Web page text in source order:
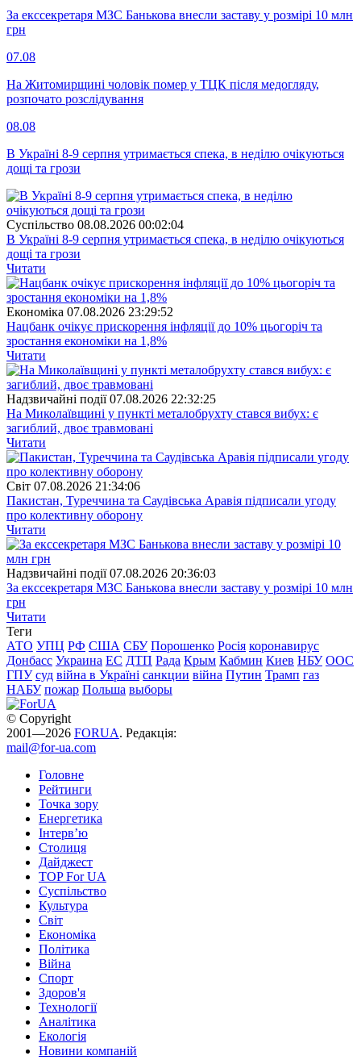
За екссекретаря МЗС Банькова внесли заставу у розмірі 10 млн
грн
07.08
На Житомирщині чоловік помер у ТЦК після медогляду,
розпочато розслідування
08.08
В Україні 8-9 серпня утримається спека, в неділю очікуються
дощі та грози
Суспiльство 08.08.2026 00:02:04
В Україні 8-9 серпня утримається спека, в неділю очікуються
дощі та грози
Читати
Економіка 07.08.2026 23:29:52
Нацбанк очікує прискорення інфляції до 10% цьогоріч та
зростання економіки на 1,8%
Читати
Надзвичайні події 07.08.2026 22:32:25
На Миколаївщині у пункті металобрухту стався вибух: є
загиблий, двоє травмовані
Читати
Свiт 07.08.2026 21:34:06
Пакистан, Туреччина та Саудівська Аравія підписали угоду
про колективну оборону
Читати
Надзвичайні події 07.08.2026 20:36:03
За екссекретаря МЗС Банькова внесли заставу у розмірі 10 млн
грн
Читати
Теги
АТО УПЦ РФ США СБУ Порошенко Росія коронавирус
Донбасс Украина ЕС ДТП Рада Крым Кабмин Киев НБУ ООС
ГПУ суд війна в Україні санкции війна Путин Трамп газ
НАБУ пожар Польша выборы
© Copyright
2001—2026 FORUA. Редакція:
mail@for-ua.com
Головне
Рейтинги
Точка зору
Енергетика
Інтерв’ю
Столиця
Дайджест
TOP For UA
Суспiльство
Культура
Світ
Економіка
Політика
Війна
Спорт
Здоров'я
Технології
Аналітика
Екологія
Новини компаній